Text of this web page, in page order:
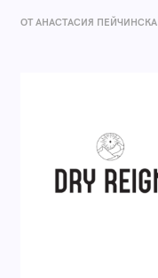
ОТ AНАСТАСИЯ ПЕЙЧИНСКА